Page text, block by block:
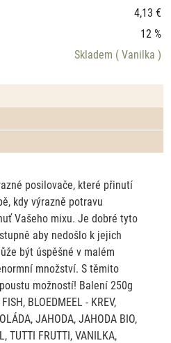
4,13 €
12 %
Skladem ( Vanilka )
posilovače, které přinutí
kdy výrazně potravu
Vašeho mixu. Je dobré tyto
aby nedošlo k jejich
být úspěšné v malém
množství. S těmito
možností! Balení 250g
BLOEDMEEL - KREV,
JAHODA, JAHODA BIO,
TUTTI FRUTTI, VANILKA,